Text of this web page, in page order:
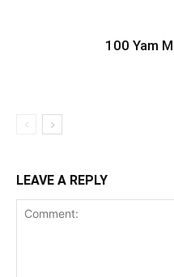
100 Yam
LEAVE A REPLY